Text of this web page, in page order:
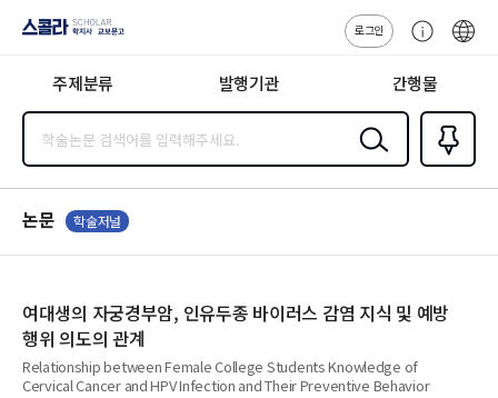
지사·교보문고
로그인
센
주제분류 발행기관 간행물
검색
즐겨찾
기0
논문 학술저널
여대생의 자궁경부암, 인유두종 바이러스 감염 지식 및 예방
행위 의도의 관계
Relationship between Female College Students Knowledge of
Cervical Cancer and HPV Infection and Their Preventive Behavior